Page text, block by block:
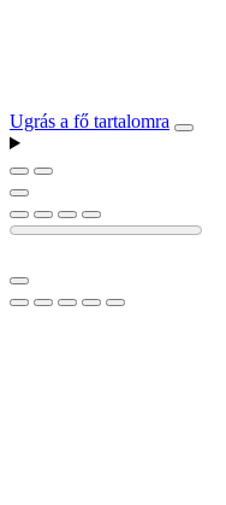
Ugrás a fő tartalomra